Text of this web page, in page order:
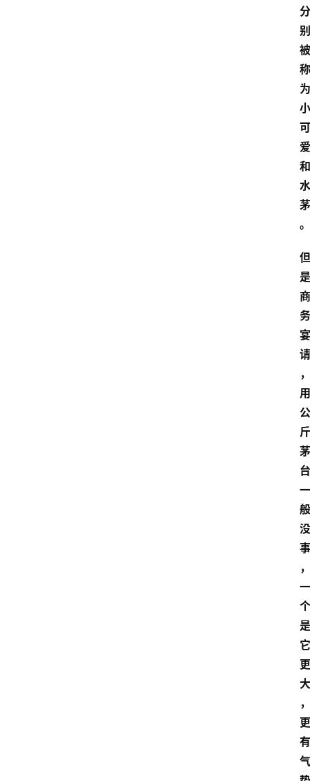
分
别
被
称
为
小
可
爱
和
水
茅
。
但
是
商
务
宴
请
，
用
公
斤
茅
台
一
般
没
事
，
一
个
是
它
更
大
，
更
有
气